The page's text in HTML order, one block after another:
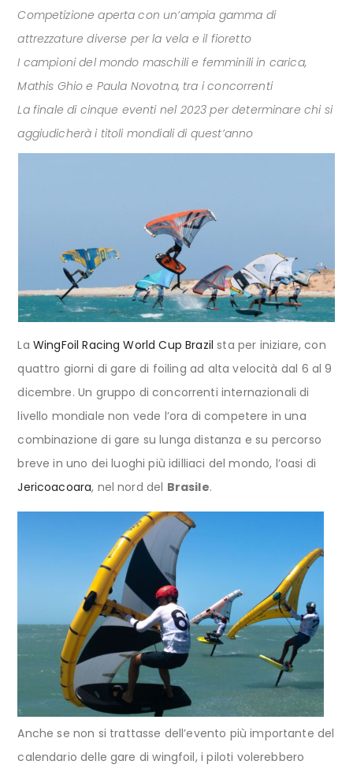
Competizione aperta con un’ampia gamma di
attrezzature diverse per la vela e il fioretto
I campioni del mondo maschili e femminili in carica,
Mathis Ghio e Paula Novotna, tra i concorrenti
La finale di cinque eventi nel 2023 per determinare chi si
aggiudicherà i titoli mondiali di quest’anno
La WingFoil Racing World Cup Brazil sta per iniziare, con
quattro giorni di gare di foiling ad alta velocità dal 6 al 9
dicembre. Un gruppo di concorrenti internazionali di
livello mondiale non vede l’ora di competere in una
combinazione di gare su lunga distanza e su percorso
breve in uno dei luoghi più idilliaci del mondo, l’oasi di
Jericoacoara, nel nord del Brasile.
Anche se non si trattasse dell’evento più importante del
calendario delle gare di wingfoil, i piloti volerebbero